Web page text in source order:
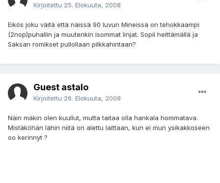
Kirjoitettu 25. Elokuuta, 2008
Eikös joku väitä että näissä 90 luvun Mineissä on tehokkaampi
(2nop)puhallin ja muutenkin isommat linjat. Sopii heittämällä ja
Saksan romikset pullollaan pilkkahintaan?
Guest astalo
Kirjoitettu 26. Elokuuta, 2008
Näin mäkin olen kuullut, mutta taitaa olla hankala hommatava.
Mistäköhän lähin niitä on alettu laittaan, kun ei mun ysikakkoseen
oo kerinnyt ?